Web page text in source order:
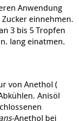
Anwendung
einnehmen.
3 bis 5 Tropfen
lang einatmen.
von Anethol (
Anisöl
-Anethol bei